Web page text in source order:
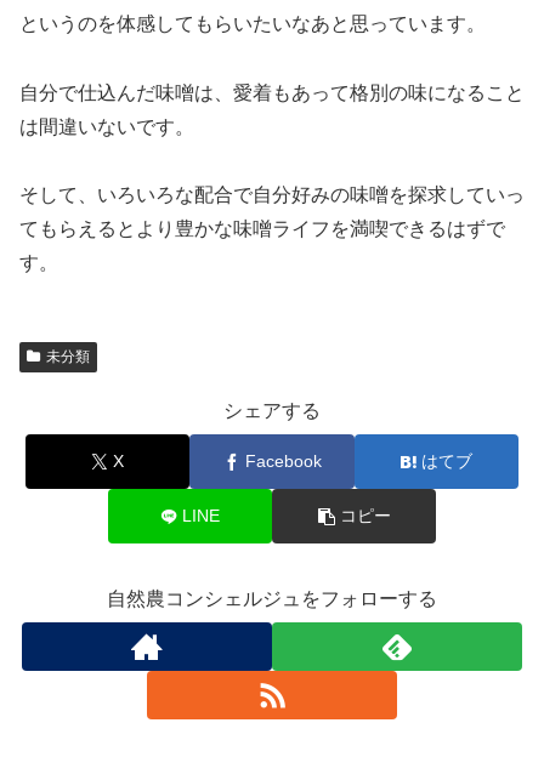
というのを体感してもらいたいなあと思っています。
自分で仕込んだ味噌は、愛着もあって格別の味になること
は間違いないです。
そして、いろいろな配合で自分好みの味噌を探求していっ
てもらえるとより豊かな味噌ライフを満喫できるはずで
す。
未分類
シェアする
X Facebook はてブ
LINE コピー
自然農コンシェルジュをフォローする